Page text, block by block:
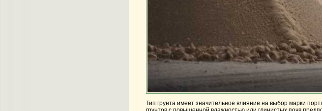
Тип грунта имеет значительное влияние на выбор марки